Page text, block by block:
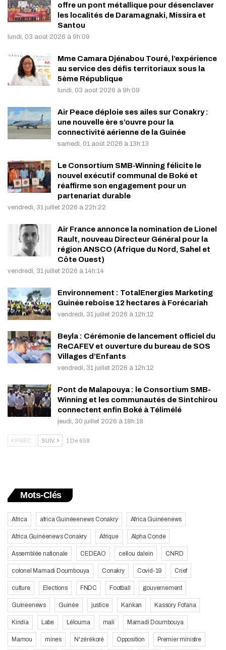
offre un pont métallique pour désenclaver
les localités de Daramagnaki, Missira et
Santou
lundi, 03 août 2026 à 9h:09
Mme Camara Djénabou Touré, l’expérience
au service des défis territoriaux sous la
5ème République
lundi, 03 août 2026 à 9h:09
Air Peace déploie ses ailes sur Conakry :
une nouvelle ère s’ouvre pour la
connectivité aérienne de la Guinée
samedi, 01 août 2026 à 13h:13
Le Consortium SMB-Winning félicite le
nouvel exécutif communal de Boké et
réaffirme son engagement pour un
partenariat durable
vendredi, 31 juillet 2026 à 22h:22
Air France annonce la nomination de Lionel
Rault, nouveau Directeur Général pour la
région ANSCO (Afrique du Nord, Sahel et
Côte Ouest)
vendredi, 31 juillet 2026 à 14h:14
Environnement : TotalEnergies Marketing
Guinée reboise 12 hectares à Forécariah
vendredi, 31 juillet 2026 à 12h:12
Beyla : Cérémonie de lancement officiel du
ReCAFEV et ouverture du bureau de SOS
Villages d’Enfants
vendredi, 31 juillet 2026 à 12h:12
Pont de Malapouya : le Consortium SMB-
Winning et les communautés de Sintchirou
connectent enfin Boké à Télimélé
jeudi, 30 juillet 2026 à 18h:18
PRÉC. SUIV. 1 De 658
Mots-Clés
Africa africa Guinéeenews Conakry Africa Guinéenews
Africa Guinéenews Conakry Afrique Alpha Conde
Assemblée nationale CEDEAO cellou dalein CNRD
colonel Mamadi Doumbouya Conakry Covid-19 Crief
culture Elections FNDC Football gouvernement
Guineenews Guinée justice Kankan Kassory Fofana
Kindia Labe Lélouma mali Mamadi Doumbouya
Mamou mines N'zérékoré Opposition Premier ministre